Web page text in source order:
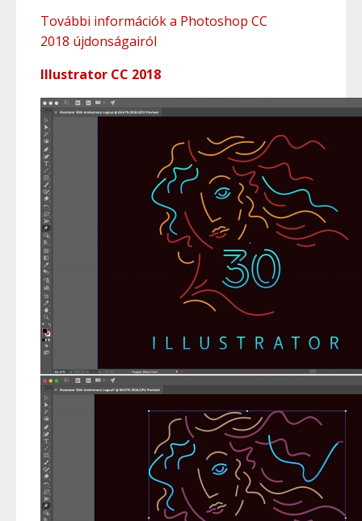
További információk a Photoshop CC
2018 újdonságairól
Illustrator CC 2018